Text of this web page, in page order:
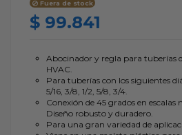
Fuera de stock
$ 99.841
Abocinador y regla para tuberías
HVAC.
Para tuberías con los siguientes
5/16, 3/8, 1/2, 5/8, 3/4.
Conexión de 45 grados en escalas
Diseño robusto y duradero.
Para una gran variedad de